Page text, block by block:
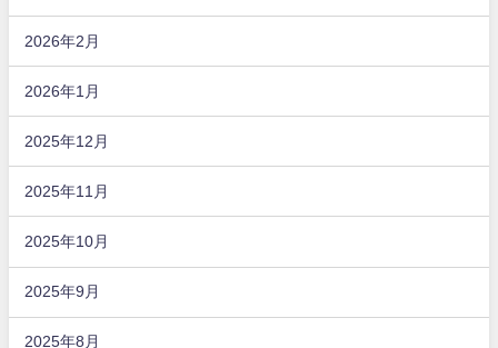
2026年2月
2026年1月
2025年12月
2025年11月
2025年10月
2025年9月
2025年8月